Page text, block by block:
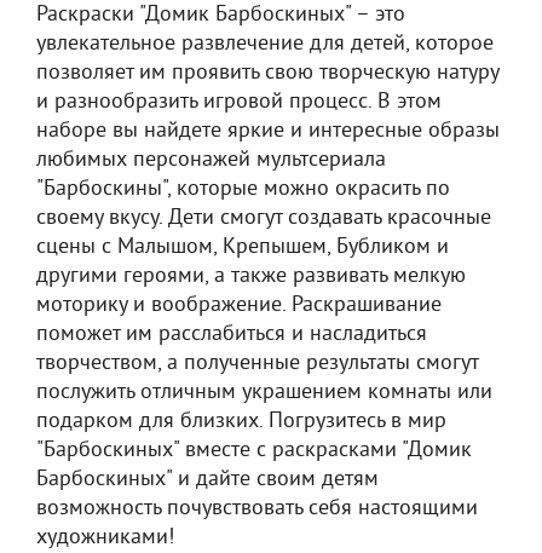
Раскраски "Домик Барбоскиных" – это
увлекательное развлечение для детей, которое
позволяет им проявить свою творческую натуру
и разнообразить игровой процесс. В этом
наборе вы найдете яркие и интересные образы
любимых персонажей мультсериала
"Барбоскины", которые можно окрасить по
своему вкусу. Дети смогут создавать красочные
сцены с Малышом, Крепышем, Бубликом и
другими героями, а также развивать мелкую
моторику и воображение. Раскрашивание
поможет им расслабиться и насладиться
творчеством, а полученные результаты смогут
послужить отличным украшением комнаты или
подарком для близких. Погрузитесь в мир
"Барбоскиных" вместе с раскрасками "Домик
Барбоскиных" и дайте своим детям
возможность почувствовать себя настоящими
художниками!